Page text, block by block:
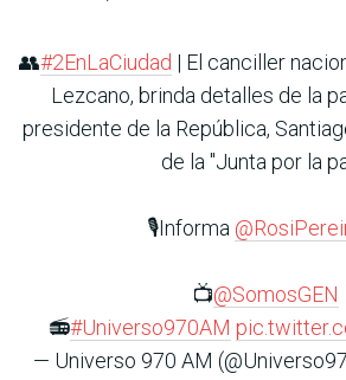
👥#2EnLaCiudad | El canciller
Lezcano, brinda detalles de la
presidente de la República,
de la "Junta por la
🎙️Informa
📺@SomosGEN
📻#Universo970AM
— Universo 970 AM